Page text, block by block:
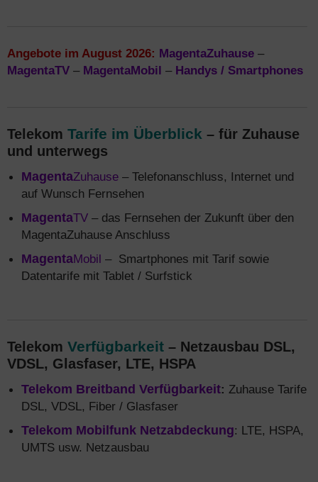
Angebote im August 2026: MagentaZuhause –
MagentaTV – MagentaMobil – Handys / Smartphones
Telekom Tarife im Überblick – für Zuhause
und unterwegs
MagentaZuhause – Telefonanschluss, Internet und
auf Wunsch Fernsehen
MagentaTV – das Fernsehen der Zukunft über den
MagentaZuhause Anschluss
MagentaMobil – Smartphones mit Tarif sowie
Datentarife mit Tablet / Surfstick
Telekom Verfügbarkeit – Netzausbau DSL,
VDSL, Glasfaser, LTE, HSPA
Telekom Breitband Verfügbarkeit: Zuhause Tarife
DSL, VDSL, Fiber / Glasfaser
Telekom Mobilfunk Netzabdeckung: LTE, HSPA,
UMTS usw. Netzausbau